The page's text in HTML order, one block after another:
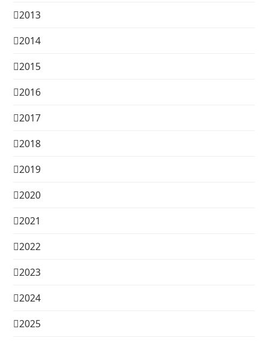
2013
2014
2015
2016
2017
2018
2019
2020
2021
2022
2023
2024
2025